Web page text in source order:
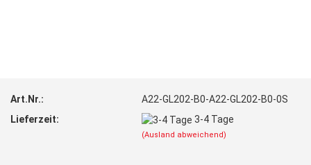
Art.Nr.:
A22-GL202-B0-A22-GL202-B0-0S
Lieferzeit:
3-4 Tage
(Ausland abweichend)